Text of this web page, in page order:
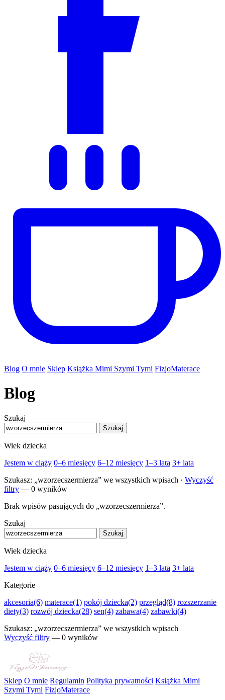
Blog O mnie Sklep Książka Mimi Szymi Tymi FizjoMaterace
Blog
Szukaj
Szukaj
Wiek dziecka
Jestem w ciąży 0–6 miesięcy 6–12 miesięcy 1–3 lata 3+ lata
Szukasz: „wzorzecszermierza” we wszystkich wpisach · Wyczyść
filtry — 0 wyników
Brak wpisów pasujących do „wzorzecszermierza”.
Szukaj
Szukaj
Wiek dziecka
Jestem w ciąży 0–6 miesięcy 6–12 miesięcy 1–3 lata 3+ lata
Kategorie
akcesoria(6) materace(1) pokój dziecka(2) przegląd(8) rozszerzanie
diety(3) rozwój dziecka(28) sen(4) zabawa(4) zabawki(4)
Szukasz: „wzorzecszermierza” we wszystkich wpisach
Wyczyść filtry — 0 wyników
Sklep O mnie Regulamin Polityka prywatności Książka Mimi
Szymi Tymi FizjoMaterace